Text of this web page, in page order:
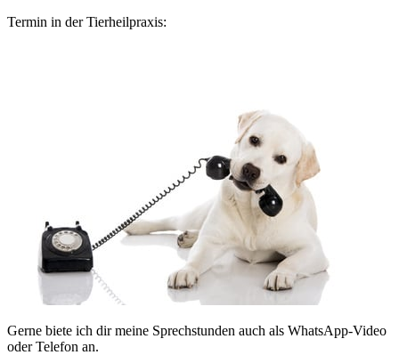
Termin in der Tierheilpraxis:
Gerne biete ich dir meine Sprechstunden auch als WhatsApp-Video
oder Telefon an.